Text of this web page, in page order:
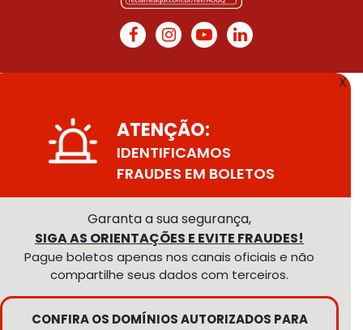
X
ATENÇÃO:
IDENTIFICAMOS
FRAUDES EM BOLETOS
Garanta a sua segurança,
SIGA AS ORIENTAÇÕES E EVITE FRAUDES!
Pague boletos apenas nos canais oficiais e não
compartilhe seus dados com terceiros.
CONFIRA OS DOMÍNIOS AUTORIZADOS PARA